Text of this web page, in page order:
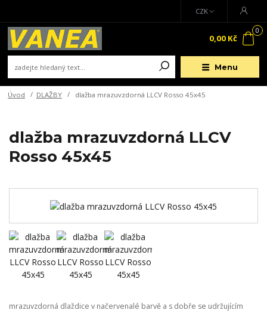
Menu
CZK
0
0,00 Kč
Úvod DLAŽBY dlažba mrazuvzdorná LLCV Rosso 45x45
dlažba mrazuvzdorná LLCV
Rosso 45x45
mrazuvzdorná dlaždice v načervenalé barvě a s dobře se udržujícím